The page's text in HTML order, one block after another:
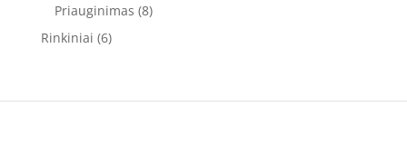
Priauginimas (8)
Rinkiniai (6)